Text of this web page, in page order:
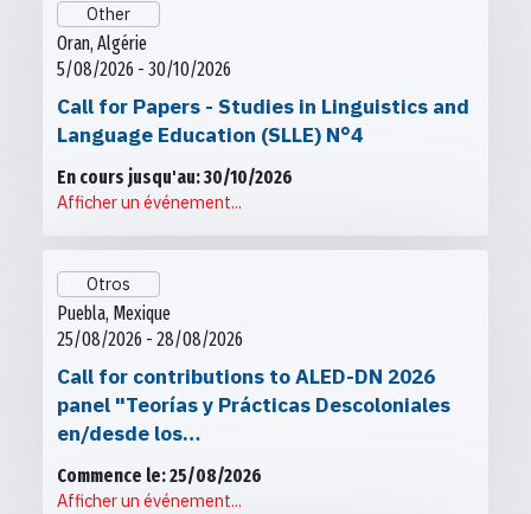
Other
Oran, Algérie
5/08/2026 - 30/10/2026
Call for Papers - Studies in Linguistics and
Language Education (SLLE) N°4
En cours jusqu'au: 30/10/2026
Afficher un événement...
Otros
Puebla, Mexique
25/08/2026 - 28/08/2026
Call for contributions to ALED-DN 2026
panel "Teorías y Prácticas Descoloniales
en/desde los…
Commence le: 25/08/2026
Afficher un événement...